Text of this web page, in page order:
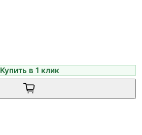
Купить в 1 клик